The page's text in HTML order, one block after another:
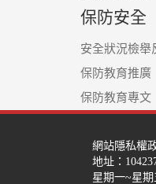
保防安全
安全狀況檢舉
保防教育推廣
保防教育專文
網站隱私權
地址：
星期一~星期